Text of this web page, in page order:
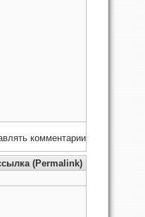
комментарии
(Permalink)